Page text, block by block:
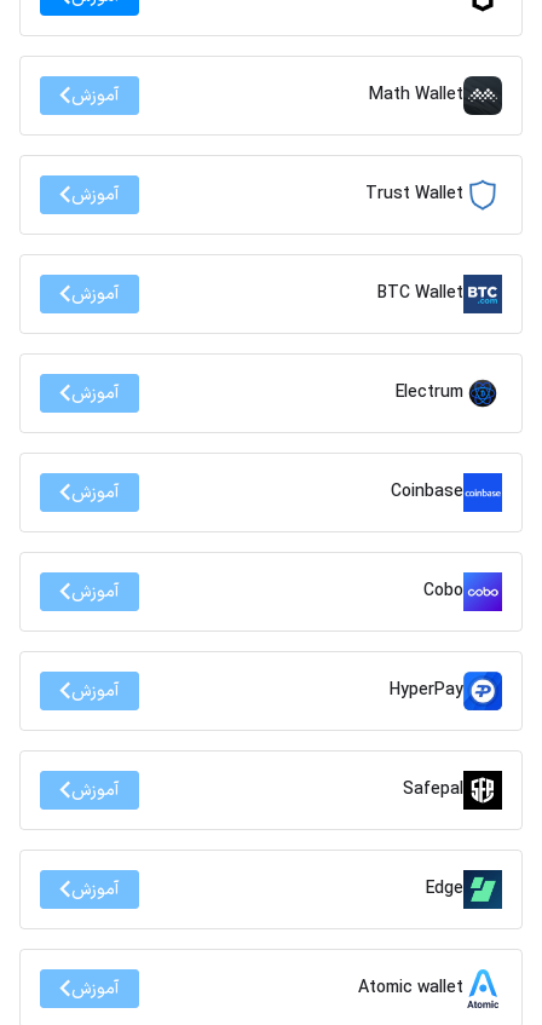
Math Wallet آموزش
Trust Wallet آموزش
BTC Wallet آموزش
Electrum آموزش
Coinbase آموزش
Cobo آموزش
HyperPay آموزش
Safepal آموزش
Edge آموزش
Atomic wallet آموزش